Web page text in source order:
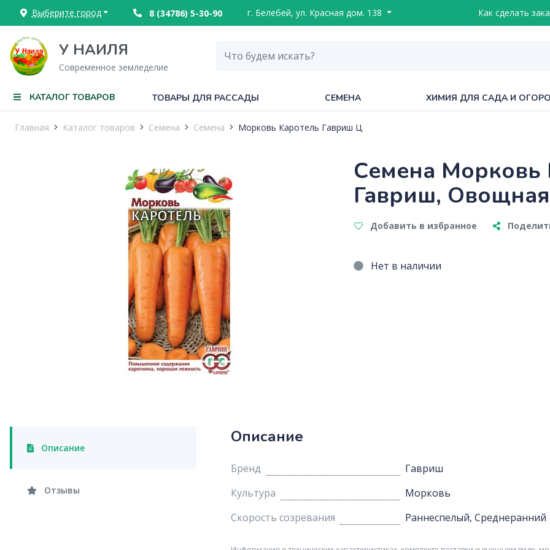
Выберите город 8 (34786) 5-30-90 г. Белебей, ул. Красная дом. 138 Как сделать
У НАИЛЯ
Современное земледелие
КАТАЛОГ ТОВАРОВ ТОВАРЫ ДЛЯ РАССАДЫ СЕМЕНА ХИМИЯ ДЛЯ САДА И
Главная Каталог товаров Семена Семена Морковь Каротель Гавриш Ц
Семена Морковь
Гавриш,
Добавить в избранное
Нет в наличии
Описание
Отзывы
Описание
Бренд
Гавриш
Культура
Морковь
Скорость созревания
Раннеспелый, Среднеранний